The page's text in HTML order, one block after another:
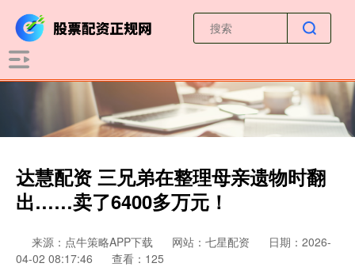
达慧配资 三兄弟在整理母亲遗物时翻
出……卖了6400多万元！
来源：点牛策略APP下载 网站：七星配资
日期：2026-
04-02 08:17:46
查看：125